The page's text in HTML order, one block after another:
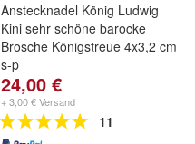
Anstecknadel König Ludwig
Kini sehr schöne barocke
Brosche Königstreue 4x3,2 cm
s-p
24,00 €
+ 3,00 € Versand
11